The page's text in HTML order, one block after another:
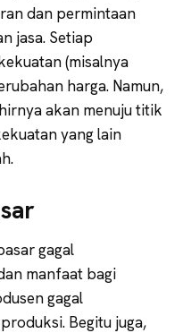
dan permintaan
jasa. Setiap
(misalnya
harga. Namun,
akan menuju titik
yang lain
gagal
manfaat bagi
gagal
Begitu juga,